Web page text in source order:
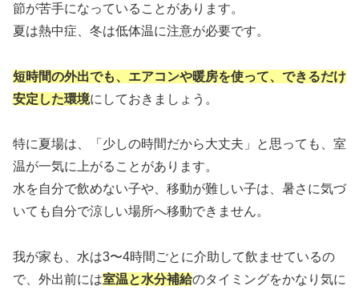
節が苦手になっていることがあります。
夏は熱中症、冬は低体温に注意が必要です。
短時間の外出でも、エアコンや暖房を使って、できるだけ
安定した環境にしておきましょう。
特に夏場は、「少しの時間だから大丈夫」と思っても、室
温が一気に上がることがあります。
水を自分で飲めない子や、移動が難しい子は、暑さに気づ
いても自分で涼しい場所へ移動できません。
我が家も、水は3〜4時間ごとに介助して飲ませているの
で、外出前には室温と水分補給のタイミングをかなり気に